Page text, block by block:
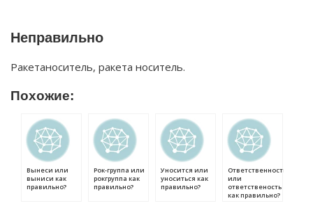
Неправильно
Ракетаноситель, ракета носитель.
Похожие:
Вынеси или
выниси как
правильно?
Рок-группа или
рокгруппа как
правильно?
Уносится или
уноситься как
правильно?
Ответственность
или
ответственость
как правильно?